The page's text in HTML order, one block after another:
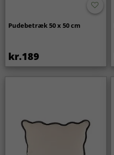
Pudebetræk 50 x 50 cm
kr.189